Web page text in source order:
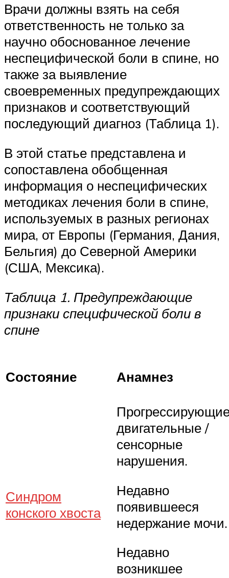
Врачи должны взять на себя
ответственность не только за
научно обоснованное лечение
неспецифической боли в спине, но
также за выявление
своевременных предупреждающих
признаков и соответствующий
последующий диагноз (Таблица 1).
В этой статье представлена ​​и
сопоставлена ​​обобщенная
информация о неспецифических
методиках лечения боли в спине,
используемых в разных регионах
мира, от Европы (Германия, Дания,
Бельгия) до Северной Америки
(США, Мексика).
Таблица 1. Предупреждающие
признаки специфической боли в
спине
Состояние Анамнез
Синдром
конского хвоста
двигательные /
сенсорные
нарушения.
Недавно
появившееся
недержание мочи.
Недавно
возникшее